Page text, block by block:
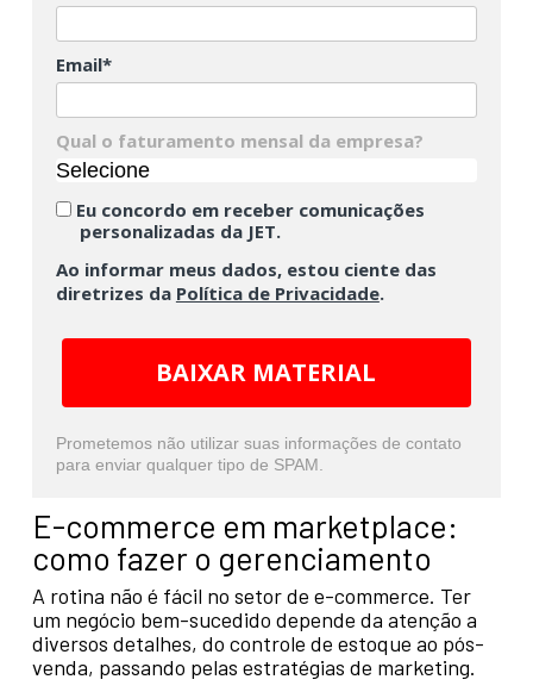
Email*
Qual o faturamento mensal da empresa?
Selecione
Eu concordo em receber comunicações
personalizadas da JET.
Ao informar meus dados, estou ciente das
diretrizes da Política de Privacidade.
BAIXAR MATERIAL
Prometemos não utilizar suas informações de contato
para enviar qualquer tipo de SPAM.
E-commerce em marketplace:
como fazer o gerenciamento
A rotina não é fácil no setor de e-commerce. Ter
um negócio bem-sucedido depende da atenção a
diversos detalhes, do controle de estoque ao pós-
venda, passando pelas estratégias de marketing.